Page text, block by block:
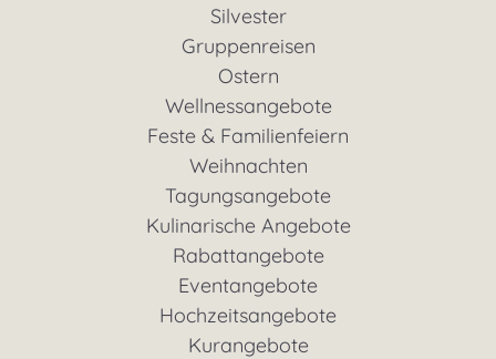
Silvester
Gruppenreisen
Ostern
Wellnessangebote
Feste & Familienfeiern
Weihnachten
Tagungsangebote
Kulinarische Angebote
Rabattangebote
Eventangebote
Hochzeitsangebote
Kurangebote